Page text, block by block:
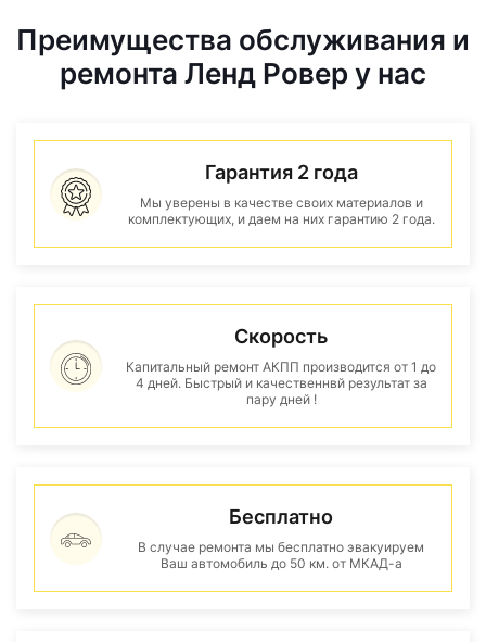
Преимущества обслуживания и
ремонта Ленд Ровер у нас
Гарантия 2 года
Мы уверены в качестве своих материалов и
комплектующих, и даем на них гарантию 2 года.
Скорость
Капитальный ремонт АКПП производится от 1 до
4 дней. Быстрый и качественнвй результат за
пару дней !
Бесплатно
В случае ремонта мы бесплатно эвакуируем
Ваш автомобиль до 50 км. от МКАД-а